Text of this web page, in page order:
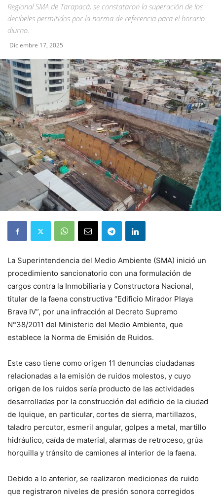
Regional SMA de Tarapacá, se constataron la superación de los
decibeles permitidos por la norma de referencia para el horario
diurno.
Diciembre 17, 2025
La Superintendencia del Medio Ambiente (SMA) inició un
procedimiento sancionatorio con una formulación de
cargos contra la Inmobiliaria y Constructora Nacional,
titular de la faena constructiva “Edificio Mirador Playa
Brava IV”, por una infracción al Decreto Supremo
N°38/2011 del Ministerio del Medio Ambiente, que
establece la Norma de Emisión de Ruidos.
Este caso tiene como origen 11 denuncias ciudadanas
relacionadas a la emisión de ruidos molestos, y cuyo
origen de los ruidos sería producto de las actividades
desarrolladas por la construcción del edificio de la ciudad
de Iquique, en particular, cortes de sierra, martillazos,
taladro percutor, esmeril angular, golpes a metal, martillo
hidráulico, caída de material, alarmas de retroceso, grúa
horquilla y tránsito de camiones al interior de la faena.
Debido a lo anterior, se realizaron mediciones de ruido
que registraron niveles de presión sonora corregidos